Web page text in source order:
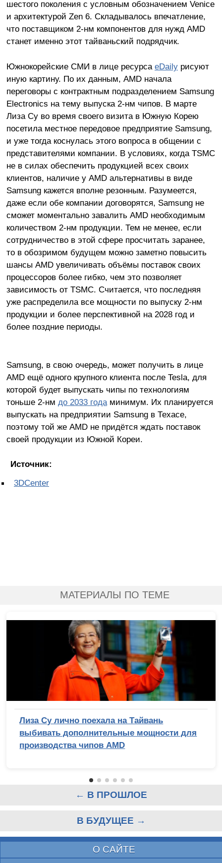
шестого поколения с условным обозначением Venice
и архитектурой Zen 6. Складывалось впечатление,
что поставщиком 2-нм компонентов для нужд AMD
станет именно этот тайваньский подрядчик.
Южнокорейские СМИ в лице ресурса eDailyрисуют
иную картину. По их данным, AMD начала
переговоры с контрактным подразделением Samsung
Electronics на тему выпуска 2-нм чипов. В марте
Лиза Су во время своего визита в Южную Корею
посетила местное передовое предприятие Samsung,
и уже тогда коснулась этого вопроса в общении с
представителями компании. В условиях, когда TSMC
не в силах обеспечить продукцией всех своих
клиентов, наличие у AMD альтернативы в виде
Samsung кажется вполне резонным. Разумеется,
даже если обе компании договорятся, Samsung не
сможет моментально завалить AMD необходимым
количеством 2-нм продукции. Тем не менее, если
сотрудничество в этой сфере просчитать заранее,
то в обозримом будущем можно заметно повысить
шансы AMD увеличивать объёмы поставок своих
процессоров более гибко, чем это позволяет
зависимость от TSMC. Считается, что последняя
уже распределила все мощности по выпуску 2-нм
продукции и более перспективной на 2028 год и
более поздние периоды.
Samsung, в свою очередь, может получить в лице
AMD ещё одного крупного клиента после Tesla, для
которой будет выпускать чипы по технологиям
тоньше 2-нм до 2033 годаминимум. Их планируется
выпускать на предприятии Samsung в Техасе,
поэтому той же AMD не придётся ждать поставок
своей продукции из Южной Кореи.
Источник:
3DCenter
МАТЕРИАЛЫ ПО ТЕМЕ
Лиза Су лично поехала на Тайвань
выбивать дополнительные мощности для
производства чипов AMD
← В ПРОШЛОЕ
В БУДУЩЕЕ →
О САЙТЕ